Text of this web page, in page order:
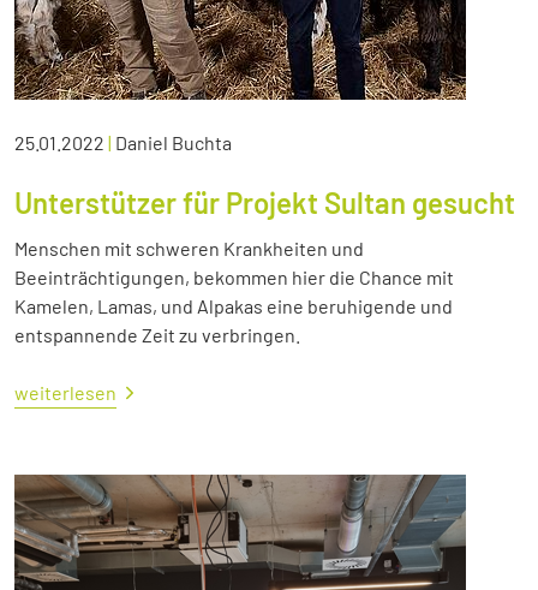
25.01.2022 | Daniel Buchta
Unterstützer für Projekt Sultan gesucht
Menschen mit schweren Krankheiten und
Beeinträchtigungen, bekommen hier die Chance mit
Kamelen, Lamas, und Alpakas eine beruhigende und
entspannende Zeit zu verbringen.
weiterlesen